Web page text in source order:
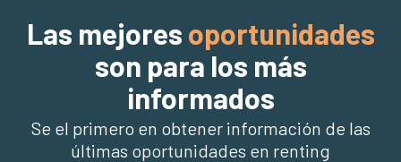
Las mejores oportunidades
son para los más
informados
Se el primero en obtener información de las
últimas oportunidades en renting